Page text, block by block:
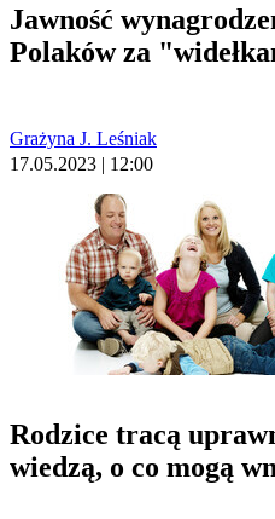
Jawność
Polaków za
Grażyna J. Leśniak
17.05.2023 | 12:00
Rodzice tracą
wiedzą, o co mogą